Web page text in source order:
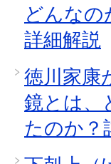
どんなの
詳細解説
徳川家康
鏡とは、
たのか？